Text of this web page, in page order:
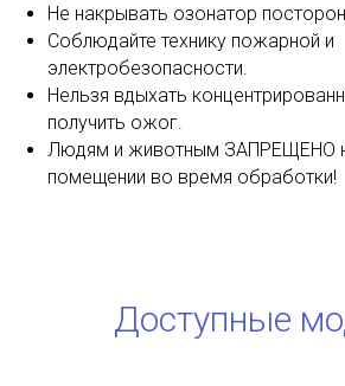
Не накрывать озонатор
Соблюдайте технику пожарной и
электробезопасности.
Нельзя вдыхать
получить ожог.
Людям и животным ЗАПРЕЩЕНО
помещении во время обработки!
Доступные